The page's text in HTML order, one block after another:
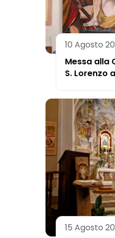
10 Agosto
Messa alla
S. Lorenzo
15 Agosto